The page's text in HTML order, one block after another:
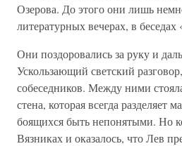
Озерова. До этого они лишь
литературных вечерах, в
Они поздоровались за руку и
Ускользающий светский
собеседников. Между ними
стена, которая всегда разделяет
боящихся быть непонятыми. Но
Вязниках и оказалось, что Лев